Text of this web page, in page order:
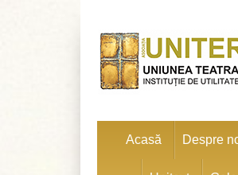
Acasă Despre